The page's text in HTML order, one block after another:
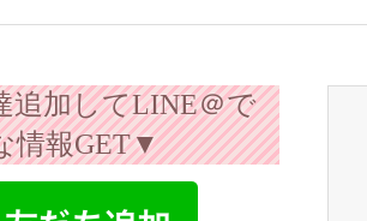
加してLINE＠で
情報GET▼